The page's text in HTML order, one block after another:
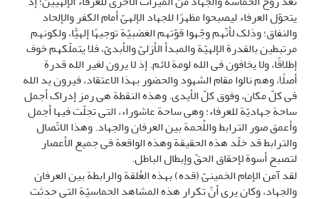
یتحوّل العرفاء لیصبحوا مظهرًا للجهاد الإلهیّ أمام الکفر والإلحاد
والنفاق؛ وذلک لأنّهم وجّهوا قوّتهم الغضبیّة توجیهًا إلهیًّا، ولکونهم
مرتبطین بالقدرة الإلهیّة والمبدأ الأزلیّ والأبدیّ، فلا یتملّکهم خوف
إطلاقًا، ولا یخافون فی الله لومة لائم. إذ لا یرون لغیر الله قدرة
أصلًا، وهم نالوا مقام الشهود والحضور بهذا الاعتقاد، فیرون ید الله
فی کلّ مکان، وفوق کلّ الأیدی. وهذه النقطة هی رمز إدراک أجمل
ساحة جهادیّة للعرفاء؛ وهی ساحة عاشوراء، التی تجلّت فیها أجمل
وأعمق صور الترابط واللُحمة بین العرفان والجهاد. وهذا الاتّصال
والترابط قد خلّد هذه الحقیقة وهذه الواقعة فی جمیع الأعصار
لتصبح أسوة لإحقاق الحقّ وإبطال الباطل.
لقد آمن الإمام الخمینیّ (قده) بهذه العُلقة والرابطة بین العرفان
والجهاد، وکان یرى أنّ تکرار هذه المشاهد الحماسیّة التی حدثت